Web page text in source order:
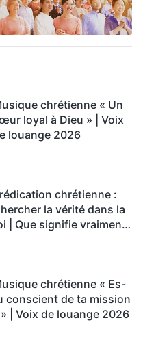
chrétienne « Un
loyal à Dieu » | Voix
louange 2026
chrétienne :
la vérité dans la
| Que signifie vraiment
chrétienne « Es-
conscient de ta mission
| Voix de louange 2026